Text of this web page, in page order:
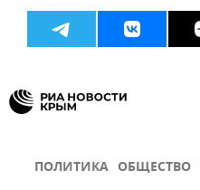
ПОЛИТИКА ОБЩЕСТВО